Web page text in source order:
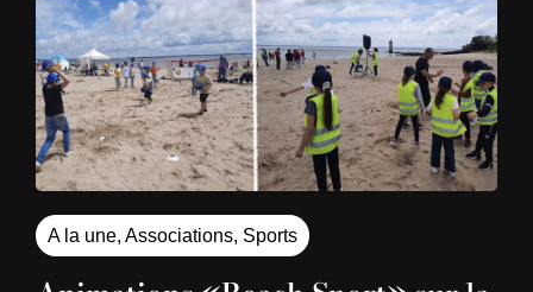
A la une, Associations, Sports